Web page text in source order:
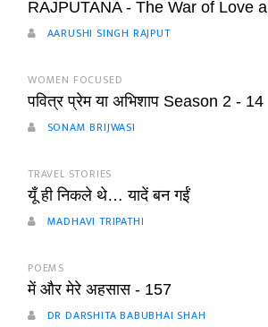
RAJPUTANA - The War of Love
AARUSHI SINGH RAJPUT
WOMEN FOCUSED
पवित्र प्रेम या अभिशाप Season 2 - 14
SONAM BRIJWASI
TRAVEL STORIES
यूँ ही निकले थे… यादें बन गईं
MADHAVI TRIPATHI
POEMS
में और मेरे अहसास - 157
DR DARSHITA BABUBHAI SHAH